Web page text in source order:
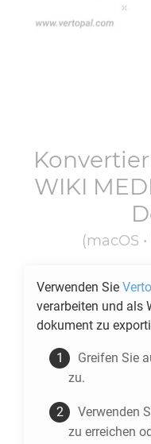
WIKI
(macOS
Verwenden Sie
verarbeiten und als
dokument zu
Greifen Sie
zu.
Verwenden
zu erreichen